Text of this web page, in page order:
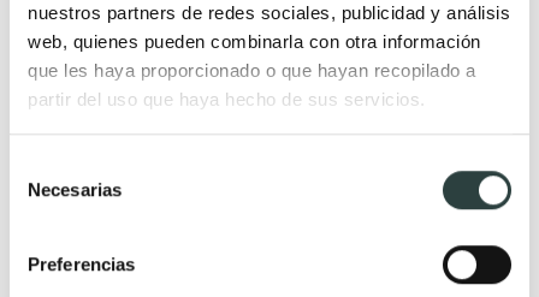
nuestros partners de redes sociales, publicidad y análisis
web, quienes pueden combinarla con otra información
que les haya proporcionado o que hayan recopilado a
partir del uso que haya hecho de sus servicios.
Necesarias
Preferencias
neoclásicos
Mueble de baño de madera
Muebles de baño Salgar
Muebles de baño
Muebles de baño
Lavabos a medida
Lavabos pedestal
Lavabos encastrados